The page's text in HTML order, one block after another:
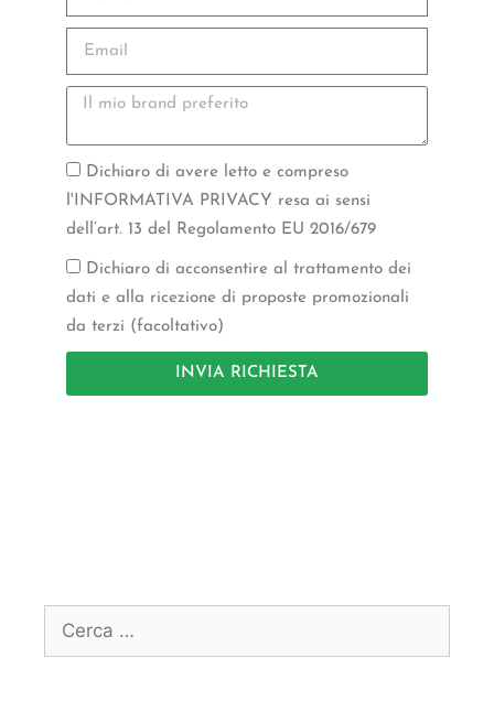
Dichiaro di avere letto e compreso
l'INFORMATIVA PRIVACY resa ai sensi
dell’art. 13 del Regolamento EU 2016/679
Dichiaro di acconsentire al trattamento dei
dati e alla ricezione di proposte promozionali
da terzi (facoltativo)
INVIA RICHIESTA